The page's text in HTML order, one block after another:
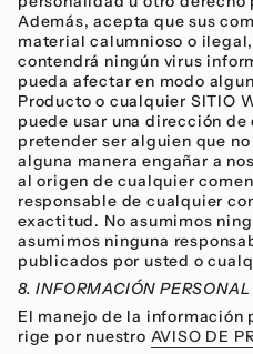
Además, acepta que sus
material calumnioso o
contendrá ningún virus
pueda afectar en modo
Producto o cualquier SITIO
puede usar una dirección
pretender ser alguien que
alguna manera engañar a
al origen de cualquier
responsable de cualquier
exactitud. No asumimos
asumimos ninguna
publicados por usted o
8. INFORMACIÓN PERSONAL
El manejo de la información
rige por nuestro AVISO DE